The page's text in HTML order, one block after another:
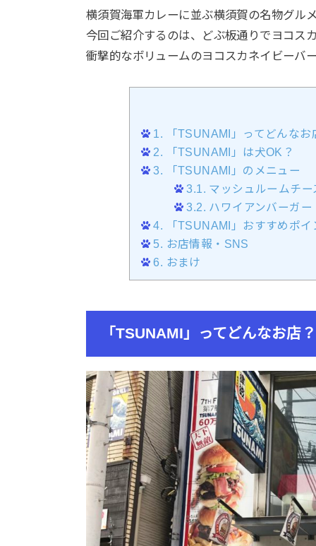
横須賀海軍カレーに並ぶ横須賀の名物グル
今回ご紹介するのは、どぶ板通りでヨコス
衝撃的なボリュームのヨコスカネイビーバ
1. 「TSUNAMI」ってどんなお
2. 「TSUNAMI」は犬OK？
3. 「TSUNAMI」のメニュー
3.1. マッシュルームチー
3.2. ハワイアンバーガー
4. 「TSUNAMI」おすすめポイ
5. お店情報・SNS
6. おまけ
「TSUNAMI」ってどんなお店？